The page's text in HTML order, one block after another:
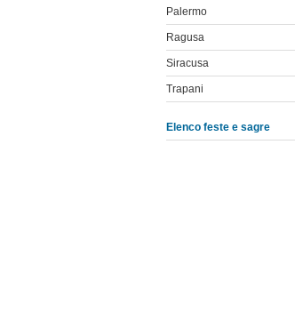
Palermo
Ragusa
Siracusa
Trapani
Elenco feste e sagre